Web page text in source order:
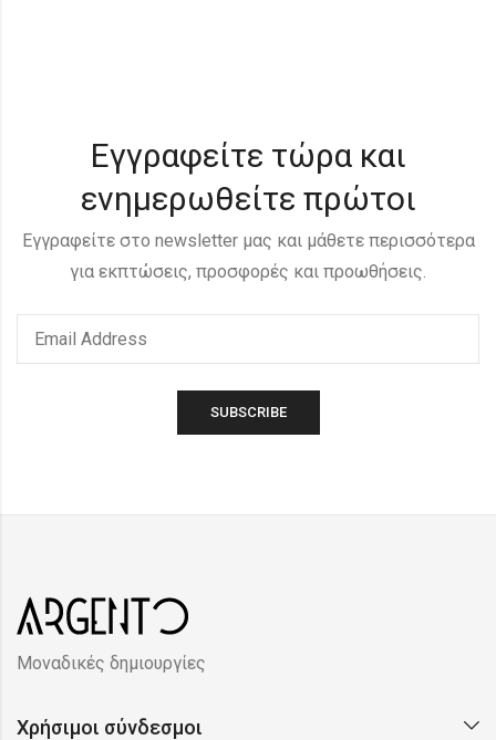
Εγγραφείτε τώρα και
ενημερωθείτε πρώτοι
Εγγραφείτε στο newsletter μας και μάθετε περισσότερα
για εκπτώσεις, προσφορές και προωθήσεις.
Μοναδικές δημιουργίες
Χρήσιμοι σύνδεσμοι